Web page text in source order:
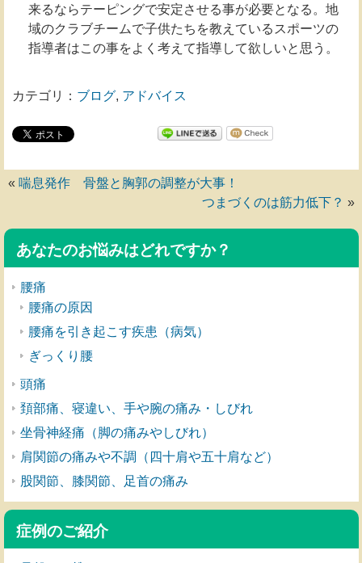
来るならテーピングで安定させる事が必要となる。地
域のクラブチームで子供たちを教えているスポーツの
指導者はこの事をよく考えて指導して欲しいと思う。
カテゴリ： ブログ, アドバイス
« 喘息発作 骨盤と胸郭の調整が大事！
つまづくのは筋力低下？ »
あなたのお悩みはどれですか？
腰痛
腰痛の原因
腰痛を引き起こす疾患（病気）
ぎっくり腰
頭痛
頚部痛、寝違い、手や腕の痛み・しびれ
坐骨神経痛（脚の痛みやしびれ）
肩関節の痛みや不調（四十肩や五十肩など）
股関節、膝関節、足首の痛み
症例のご紹介